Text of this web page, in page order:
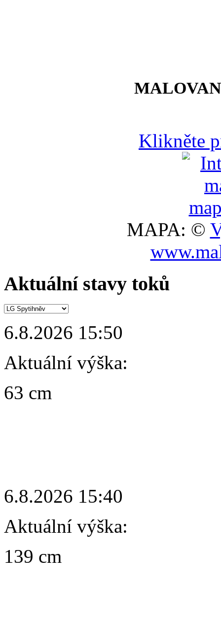
Klikněte
MAPA: ©
Aktuální stavy toků
6.8.2026 15:50
Aktuální výška:
63 cm
6.8.2026 15:40
Aktuální výška:
139 cm